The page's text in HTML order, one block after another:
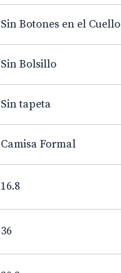
Sin Botones en el Cuello
Sin Bolsillo
Sin tapeta
Camisa Formal
16.8
36